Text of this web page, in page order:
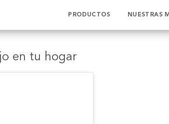
PRODUCTOS NUESTRAS
en tu hogar